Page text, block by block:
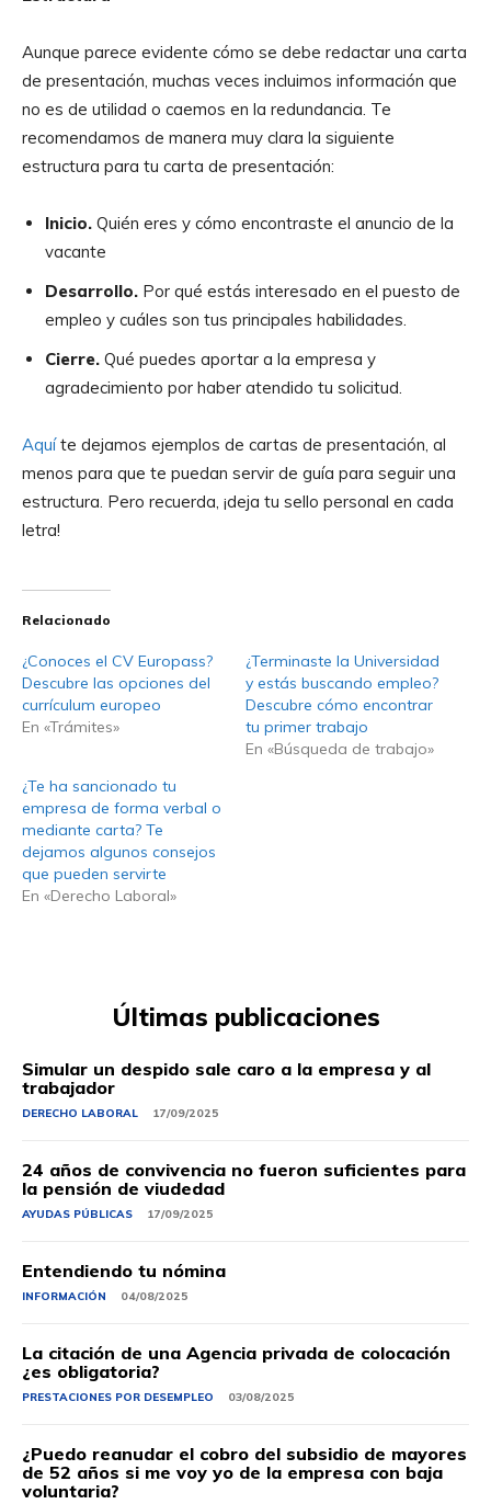
Aunque parece evidente cómo se debe redactar una carta
de presentación, muchas veces incluimos información que
no es de utilidad o caemos en la redundancia. Te
recomendamos de manera muy clara la siguiente
estructura para tu carta de presentación:
Inicio. Quién eres y cómo encontraste el anuncio de la
vacante
Desarrollo. Por qué estás interesado en el puesto de
empleo y cuáles son tus principales habilidades.
Cierre. Qué puedes aportar a la empresa y
agradecimiento por haber atendido tu solicitud.
Aquíte dejamos ejemplos de cartas de presentación, al
menos para que te puedan servir de guía para seguir una
estructura. Pero recuerda, ¡deja tu sello personal en cada
letra!
Relacionado
¿Conoces el CV Europass?
Descubre las opciones del
currículum europeo
En «Trámites»
¿Terminaste la Universidad
y estás buscando empleo?
Descubre cómo encontrar
tu primer trabajo
En «Búsqueda de trabajo»
¿Te ha sancionado tu
empresa de forma verbal o
mediante carta? Te
dejamos algunos consejos
que pueden servirte
En «Derecho Laboral»
Últimas publicaciones
Simular un despido sale caro a la empresa y al
trabajador
DERECHO LABORAL 17/09/2025
24 años de convivencia no fueron suficientes para
la pensión de viudedad
AYUDAS PÚBLICAS 17/09/2025
Entendiendo tu nómina
INFORMACIÓN 04/08/2025
La citación de una Agencia privada de colocación
¿es obligatoria?
PRESTACIONES POR DESEMPLEO 03/08/2025
¿Puedo reanudar el cobro del subsidio de mayores
de 52 años si me voy yo de la empresa con baja
voluntaria?